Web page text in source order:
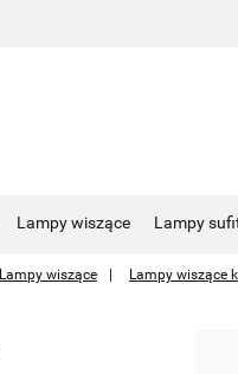
Lampy wiszące Lampy
Lampy wiszące Lampy wiszące